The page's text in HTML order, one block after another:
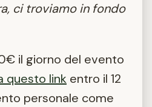
ci troviamo in fondo
il giorno del evento
questo link entro il 12
personale come